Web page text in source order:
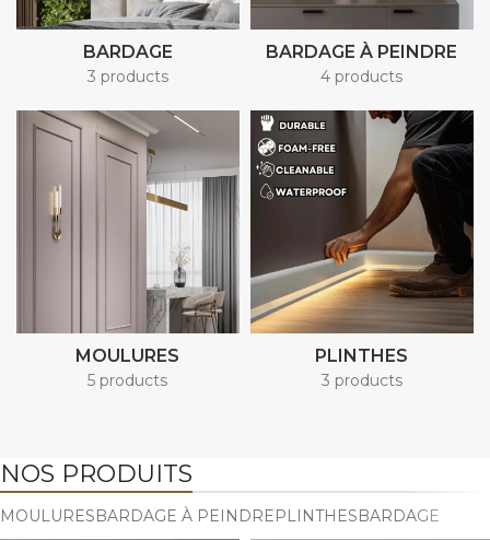
BARDAGE
3 products
BARDAGE À PEINDRE
4 products
MOULURES
5 products
PLINTHES
3 products
NOS PRODUITS
MOULURESBARDAGE À PEINDREPLINTHESBARDAGE